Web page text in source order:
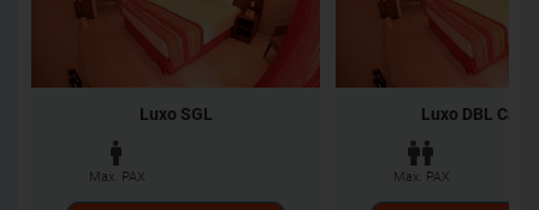
Luxo SGL
Max. PAX
Luxo DBL Casal
Max. PAX